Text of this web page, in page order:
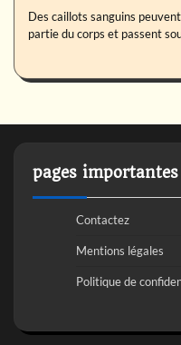
Des caillots sanguins
partie du corps et passent
pages importantes
Contactez
Mentions légales
Politique de